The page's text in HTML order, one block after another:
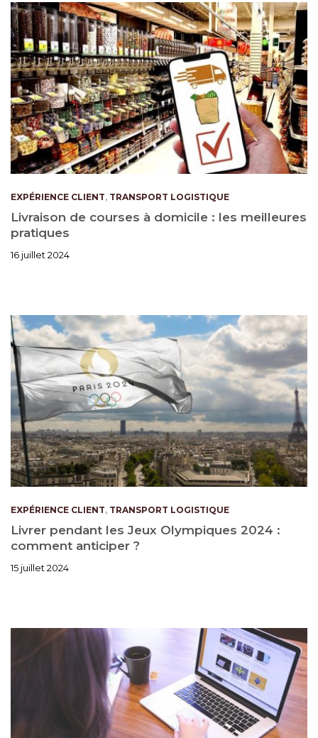
EXPÉRIENCE CLIENT, TRANSPORT LOGISTIQUE
Livraison de courses à domicile : les meilleures
pratiques
16 juillet 2024
EXPÉRIENCE CLIENT, TRANSPORT LOGISTIQUE
Livrer pendant les Jeux Olympiques 2024 :
comment anticiper ?
15 juillet 2024